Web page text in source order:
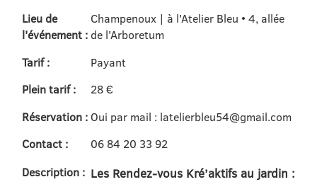
Lieu de
l'événement :
Champenoux | à l'Atelier Bleu • 4, allée
de l'Arboretum
Tarif :
Payant
Plein tarif :
28 €
Réservation : Oui par mail : latelierbleu54@gmail.com
Contact :
06 84 20 33 92
Description : Les Rendez-vous Kré’aktifs au jardin :